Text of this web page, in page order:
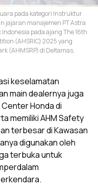
pada kategori Instruktur
jajaran manajemen PT Astra
pada ajang The 16th
(AHSRIC) 2025 yang
(AHMSRP) di Deltamas,
keselamatan
main dealernya juga
Honda di
memiliki AHM Safety
terbesar di Kawasan
digunakan oleh
terbuka untuk